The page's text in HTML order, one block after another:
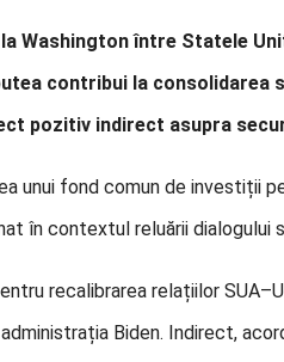
Washington între Statele
contribui la
pozitiv indirect asupra
unui fond comun de investiții
în contextul reluării
recalibrarea relațiilor
Biden. Indirect,